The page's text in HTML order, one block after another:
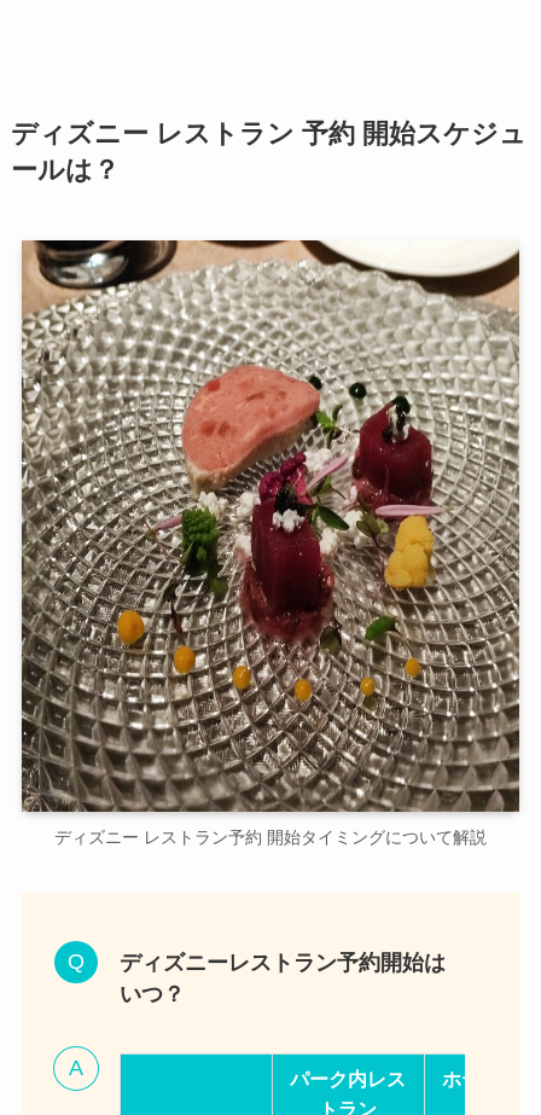
ディズニー レストラン 予約 開始スケジュ
ールは？
ディズニー レストラン予約 開始タイミングについて解説
ディズニーレストラン予約開始は
いつ？
パーク内レス
トラン
ホテル内